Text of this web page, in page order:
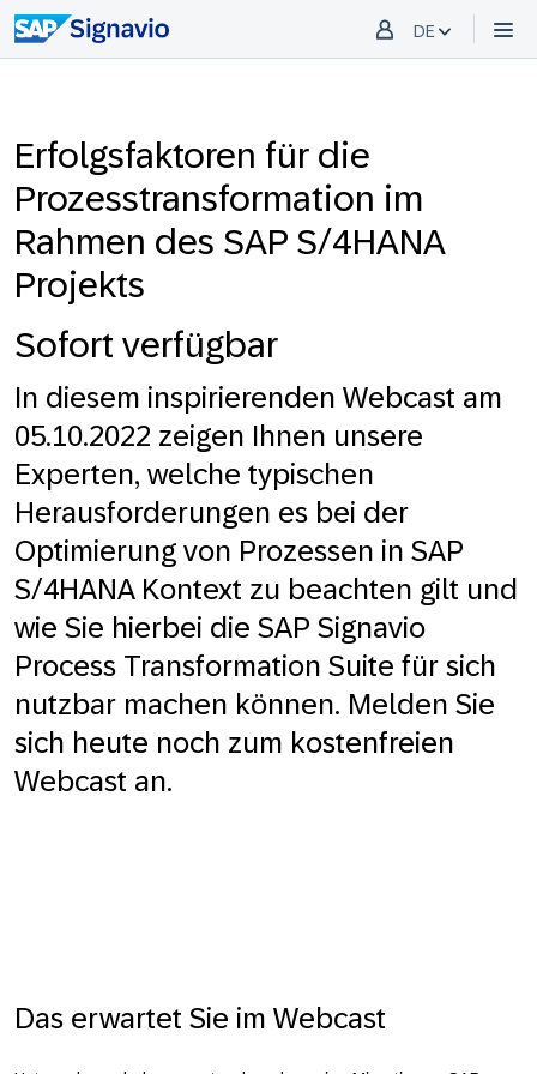
DE
Erfolgsfaktoren für die
Prozesstransformation im
Rahmen des SAP S/4HANA
Projekts
Sofort verfügbar
In diesem inspirierenden Webcast am
05.10.2022 zeigen Ihnen unsere
Experten, welche typischen
Herausforderungen es bei der
Optimierung von Prozessen in SAP
S/4HANA Kontext zu beachten gilt und
wie Sie hierbei die SAP Signavio
Process Transformation Suite für sich
nutzbar machen können. Melden Sie
sich heute noch zum kostenfreien
Webcast an.
Das erwartet Sie im Webcast